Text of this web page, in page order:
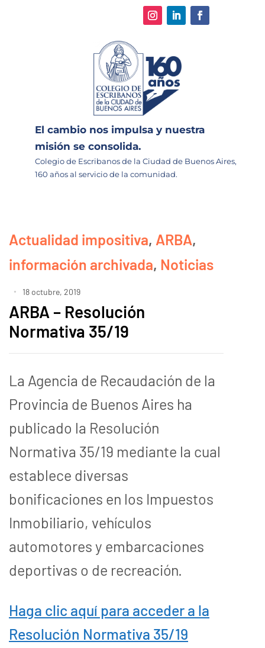
El cambio nos impulsa y nuestra
misión se consolida.
Colegio de Escribanos de la Ciudad de Buenos Aires,
160 años al servicio de la comunidad.
Actualidad impositiva, ARBA,
información archivada, Noticias
18 octubre, 2019
ARBA – Resolución
Normativa 35/19
La Agencia de Recaudación de la
Provincia de Buenos Aires ha
publicado la Resolución
Normativa 35/19 mediante la cual
establece diversas
bonificaciones en los Impuestos
Inmobiliario, vehículos
automotores y embarcaciones
deportivas o de recreación.
Haga clic aquí para acceder a la
Resolución Normativa 35/19